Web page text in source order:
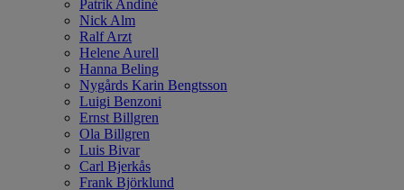
Patrik Andiné
Nick Alm
Ralf Arzt
Helene Aurell
Hanna Beling
Nygårds Karin Bengtsson
Luigi Benzoni
Ernst Billgren
Ola Billgren
Luis Bivar
Carl Bjerkås
Frank Björklund